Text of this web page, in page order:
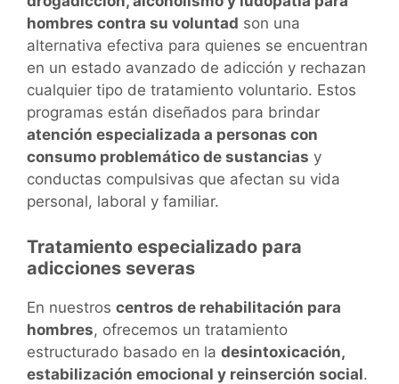
hombres contra su voluntad son una
alternativa efectiva para quienes se encuentran
en un estado avanzado de adicción y rechazan
cualquier tipo de tratamiento voluntario. Estos
programas están diseñados para brindar
atención especializada a personas con
consumo problemático de sustancias y
conductas compulsivas que afectan su vida
personal, laboral y familiar.
Tratamiento especializado para
adicciones severas
En nuestros centros de rehabilitación para
hombres, ofrecemos un tratamiento
estructurado basado en la desintoxicación,
estabilización emocional y reinserción social.